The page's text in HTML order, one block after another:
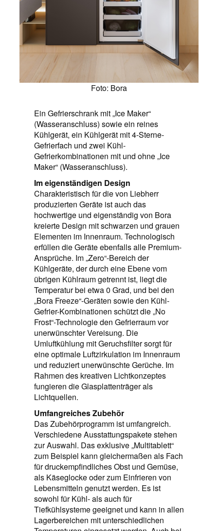
Foto: Bora
Ein Gefrierschrank mit „Ice Maker“
(Wasseranschluss) sowie ein reines
Kühlgerät, ein Kühlgerät mit 4-Sterne-
Gefrierfach und zwei Kühl-
Gefrierkombinationen mit und ohne „Ice
Maker“ (Wasseranschluss).
Im eigenständigen Design
Charakteristisch für die von Liebherr
produzierten Geräte ist auch das
hochwertige und eigenständig von Bora
kreierte Design mit schwarzen und grauen
Elementen im Innenraum. Technologisch
erfüllen die Geräte ebenfalls alle Premium-
Ansprüche. Im „Zero“-Bereich der
Kühlgeräte, der durch eine Ebene vom
übrigen Kühlraum getrennt ist, liegt die
Temperatur bei etwa 0 Grad, und bei den
„Bora Freeze“-Geräten sowie den Kühl-
Gefrier-Kombinationen schützt die „No
Frost“-Technologie den Gefrierraum vor
unerwünschter Vereisung. Die
Umluftkühlung mit Geruchsfilter sorgt für
eine optimale Luftzirkulation im Innenraum
und reduziert unerwünschte Gerüche. Im
Rahmen des kreativen Lichtkonzeptes
fungieren die Glasplattenträger als
Lichtquellen.
Umfangreiches Zubehör
Das Zubehörprogramm ist umfangreich.
Verschiedene Ausstattungspakete stehen
zur Auswahl. Das exklusive „Multitablett“
zum Beispiel kann gleichermaßen als Fach
für druckempfindliches Obst und Gemüse,
als Käseglocke oder zum Einfrieren von
Lebensmitteln genutzt werden. Es ist
sowohl für Kühl- als auch für
Tiefkühlsysteme geeignet und kann in allen
Lagerbereichen mit unterschiedlichen